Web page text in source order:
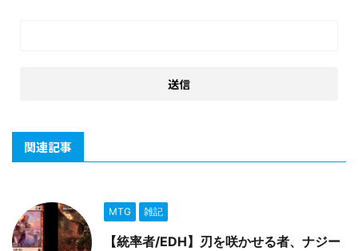
関連記事
MTG 雑記
【統率者/EDH】刃を咲かせる者、ナジー